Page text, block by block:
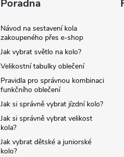
Poradna
Návod na sestavení kola
zakoupeného přes e-shop
Jak vybrat světlo na kolo?
Velikostní tabulky oblečení
Pravidla pro správnou kombinaci
funkčního oblečení
Jak si správně vybrat jízdní kolo?
Jak si správně vybrat velikost
kola?
Jak vybrat dětské a juniorské
kolo?